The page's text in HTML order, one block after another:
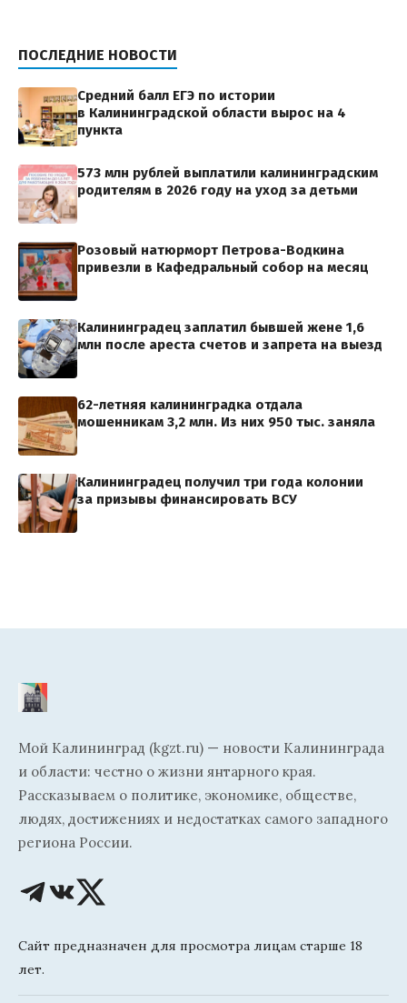
ПОСЛЕДНИЕ НОВОСТИ
Средний балл ЕГЭ по истории
в Калининградской области вырос на 4
пункта
573 млн рублей выплатили калининградским
родителям в 2026 году на уход за детьми
Розовый натюрморт Петрова-Водкина
привезли в Кафедральный собор на месяц
Калининградец заплатил бывшей жене 1,6
млн после ареста счетов и запрета на выезд
62-летняя калининградка отдала
мошенникам 3,2 млн. Из них 950 тыс. заняла
Калининградец получил три года колонии
за призывы финансировать ВСУ
Мой Калининград (kgzt.ru) — новости Калининграда
и области: честно о жизни янтарного края.
Рассказываем о политике, экономике, обществе,
людях, достижениях и недостатках самого западного
региона России.
Сайт предназначен для просмотра лицам старше 18
лет.